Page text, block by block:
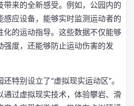
带来的全新感受。例如，公园内的
感应设备，能够实时监测运动者的
化的运动指导。这些数据不仅能够
强度，还能够防止运动伤害的发
特别设立了“虚拟现实运动区”。
通过虚拟现实技术，体验攀岩、滑